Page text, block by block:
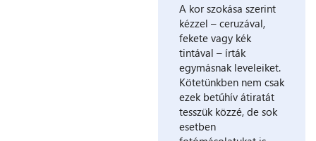
A kor szokása szerint
kézzel – ceruzával,
fekete vagy kék
tintával – írták
egymásnak leveleiket.
Kötetünkben nem csak
ezek betűhív átiratát
tesszük közzé, de sok
esetben